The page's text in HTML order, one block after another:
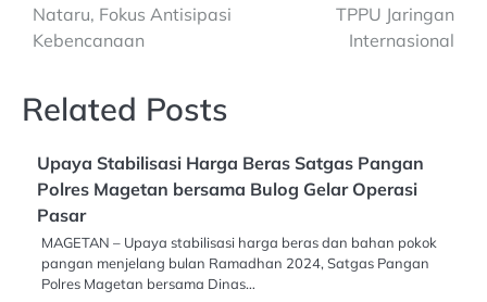
Nataru, Fokus Antisipasi
Kebencanaan
TPPU Jaringan
Internasional
Related Posts
Upaya Stabilisasi Harga Beras Satgas Pangan
Polres Magetan bersama Bulog Gelar Operasi
Pasar
MAGETAN – Upaya stabilisasi harga beras dan bahan pokok
pangan menjelang bulan Ramadhan 2024, Satgas Pangan
Polres Magetan bersama Dinas…